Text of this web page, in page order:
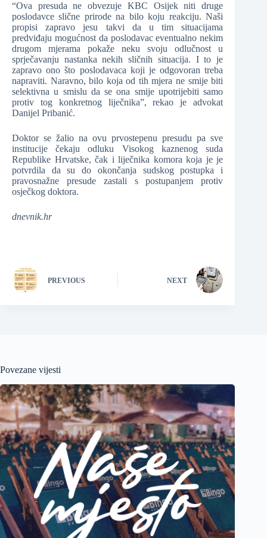
“Ova presuda ne obvezuje KBC Osijek niti druge
poslodavce slične prirode na bilo koju reakciju. Naši
propisi zapravo jesu takvi da u tim situacijama
predviđaju mogućnost da poslodavac eventualno nekim
drugom mjerama pokaže neku svoju odlučnost u
sprječavanju nastanka nekih sličnih situacija. I to je
zapravo ono što poslodavaca koji je odgovoran treba
napraviti. Naravno, bilo koja od tih mjera ne smije biti
selektivna u smislu da se ona smije upotrijebiti samo
protiv tog konkretnog liječnika”, rekao je advokat
Danijel Pribanić.
Doktor se žalio na ovu prvostepenu presudu pa sve
institucije čekaju odluku Visokog kaznenog suda
Republike Hrvatske, čak i liječnika komora koja je je
potvrdila da su do okončanja sudskog postupka i
pravosnažne presude zastali s postupanjem protiv
osječkog doktora.
dnevnik.hr
PREVIOUS NEXT
Povezane vijesti